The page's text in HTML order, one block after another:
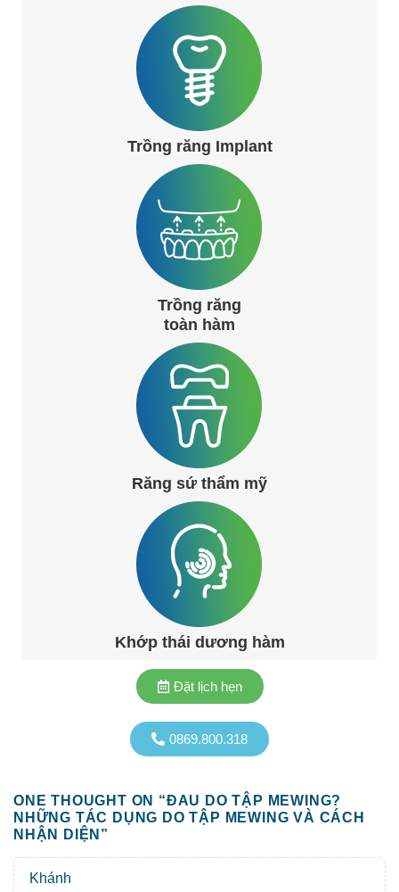
Trồng răng Implant
Trồng răng
toàn hàm
Răng sứ thẩm mỹ
Khớp thái dương hàm
0869.800.318
Đặt lịch hẹn
ONE THOUGHT ON “ĐAU DO TẬP MEWING?
NHỮNG TÁC DỤNG DO TẬP MEWING VÀ CÁCH
NHẬN DIỆN ”
Khánh